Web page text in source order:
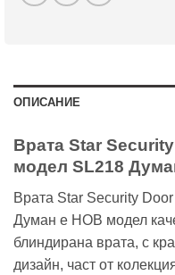
ОПИСАНИЕ
Врата Star
модел SL218
Врата Star Security
Думан е НОВ модел
блиндирана врата, с
дизайн, част от